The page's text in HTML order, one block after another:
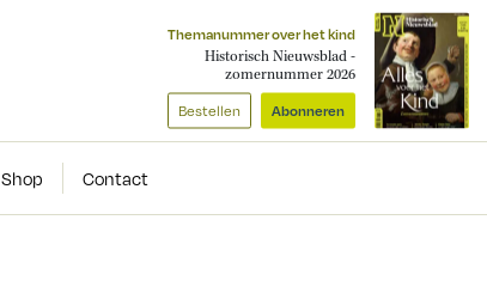
Themanummer over het kind
Historisch Nieuwsblad -
zomernummer 2026
Bestellen Abonneren
Shop Contact